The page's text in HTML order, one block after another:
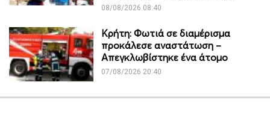
08/08/2026 08:40
Κρήτη: Φωτιά σε διαμέρισμα
προκάλεσε αναστάτωση –
Απεγκλωβίστηκε ένα άτομο
07/08/2026 20:40